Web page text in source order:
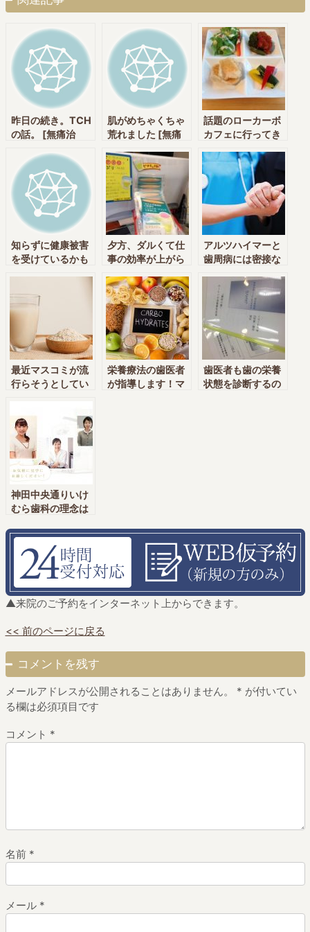
昨日の続き。TCH
の話。 [無痛治
防歯科・栄養療法
実践クリニックの
神田中央通りいけ
むら歯科 神田
駅・新日本橋駅]
肌がめちゃくちゃ
荒れました [無痛
予防歯科・栄養療
法実践クリニック
の神田中央通りい
けむら歯科 神田
駅・新日本橋駅]
話題のローカーボ
カフェに行ってき
療・削らない・予
防歯科・栄養療法
実践クリニックの
神田中央通りいけ
むら歯科 神田
駅・新日本橋駅]
知らずに健康被害
を受けているかも
い・予防歯科・栄
養療法実践クリニ
ックの神田中央通
りいけむら歯科
神田駅・新日本橋
駅]
夕方、ダルくて仕
事の効率が上がら
削らない・予防歯
科・栄養療法実践
クリニックの神田
中央通りいけむら
歯科 神田駅・新
日本橋駅]
アルツハイマーと
歯周病には密接な
す！歯医者が詳し
く説明！
最近マスコミが流
行らそうとしてい
栄養療法の歯医者
が指導します！マ
歯医者も歯の栄養
状態を診断するの
神田中央通りいけ
むら歯科の理念は
お題目じゃなくて
実践中！
▲来院のご予約をインターネット上からできます。
<< 前のページに戻る
コメントを残す
メールアドレスが公開されることはありません。 * が付いてい
る欄は必須項目です
コメント *
名前 *
メール *